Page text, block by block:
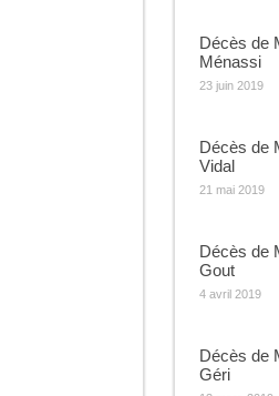
Décès de
Ménassi
23 juin 2019
Décès de
Vidal
21 mai 2019
Décès de
Gout
4 avril 2019
Décès de
Géri